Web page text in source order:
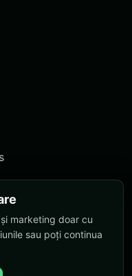
marketing doar cu
sau poți continua